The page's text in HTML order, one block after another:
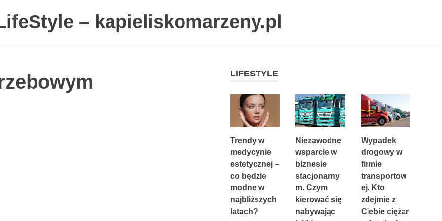
– kapieliskomarzeny.pl
LIFESTYLE
Trendy w
medycynie
estetycznej –
co będzie
modne w
najbliższych
latach?
Niezawodne
wsparcie w
biznesie
stacjonarny
m. Czym
kierować się
nabywając
Wypadek
drogowy w
firmie
transportow
ej. Kto
zdejmie z
Ciebie ciężar